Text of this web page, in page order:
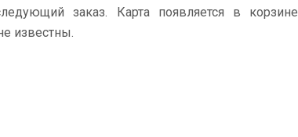
заказ. Карта появляется в корзине
известны.